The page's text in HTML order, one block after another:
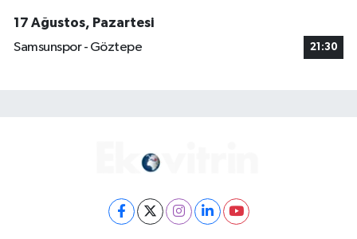
17 Ağustos, Pazartesi
Samsunspor - Göztepe
21:30